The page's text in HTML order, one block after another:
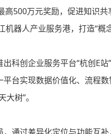
高500万元奖励，促进知识
器人产业服务港，打造“
创企业服务平台“杭创E站
平台实现数据价值化、流程
树”。